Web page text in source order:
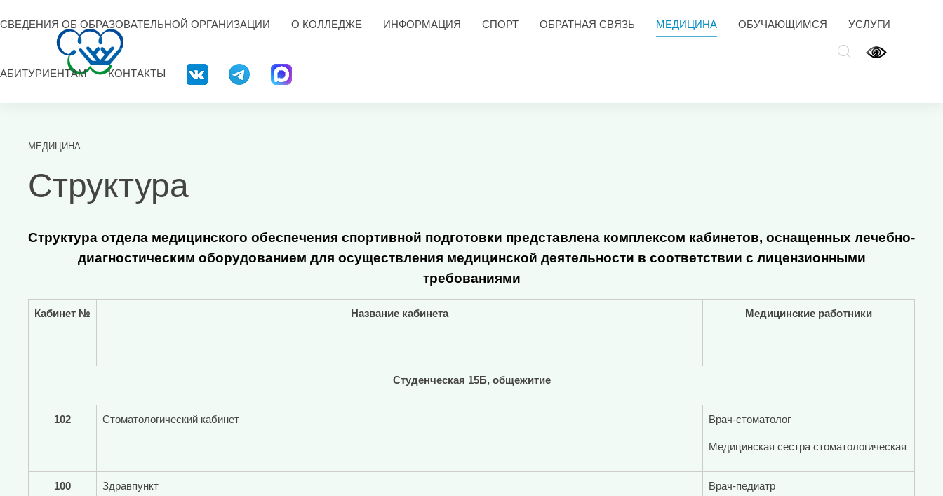
СВЕДЕНИЯ ОБ ОБРАЗОВАТЕЛЬНОЙ ОРГАНИЗАЦИИ О КОЛЛЕДЖЕ ИНФОРМАЦИЯ СПОРТ ОБРАТНАЯ СВЯЗЬ МЕДИЦИНА ОБУЧАЮЩИМСЯ УСЛУГИ
АБИТУРИЕНТАМ КОНТАКТЫ
МЕДИЦИНА
Структура
Структура отдела медицинского обеспечения спортивной подготовки представлена комплексом кабинетов, оснащенных лечебно-
диагностическим оборудованием для осуществления медицинской деятельности в соответствии с лицензионными
требованиями
Кабинет № Название кабинета Медицинские работники
Студенческая 15Б, общежитие
102 Стоматологический кабинет Врач-стоматолог
Медицинская сестра стоматологическая
100 Здравпункт Врач-педиатр